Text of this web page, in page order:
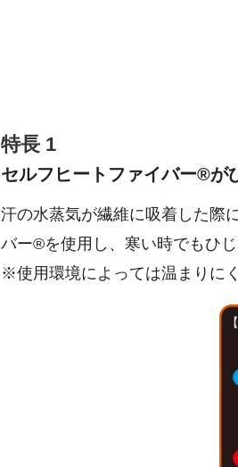
特長 1
セルフヒートファイバー®が
汗の水蒸気が繊維に吸着した際
バー®を使用し、寒い時でもひ
※使用環境によっては温まりに